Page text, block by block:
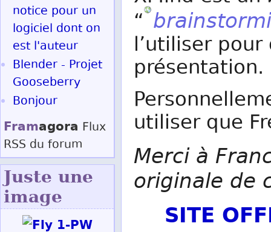
“
l’utiliser
présentation.
utiliser que
Merci à
originale de
SITE
notice pour un
logiciel dont on
est l'auteur
Blender - Projet
Gooseberry
Bonjour
Framagora Flux
RSS du forum
Juste une
image